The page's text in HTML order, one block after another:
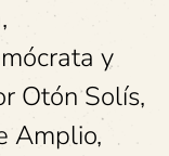
y
Otón Solís,
Amplio,